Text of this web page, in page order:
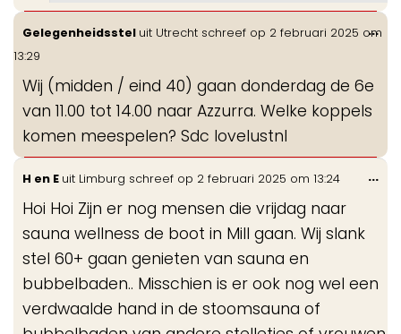
Gelegenheidsstel uit Utrecht schreef op 2 februari 2025 om
13:29
Wij (midden / eind 40) gaan donderdag de 6e
van 11.00 tot 14.00 naar Azzurra. Welke koppels
komen meespelen? Sdc lovelustnl
...
H en E uit Limburg schreef op 2 februari 2025 om 13:24
Hoi Hoi Zijn er nog mensen die vrijdag naar
sauna wellness de boot in Mill gaan. Wij slank
stel 60+ gaan genieten van sauna en
bubbelbaden.. Misschien is er ook nog wel een
verdwaalde hand in de stoomsauna of
...